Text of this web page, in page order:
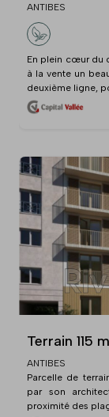
ANTIBES
En plein cœur du
à la vente un
deuxième ligne,
Terrain 115
ANTIBES
Parcelle de
par son
proximité des